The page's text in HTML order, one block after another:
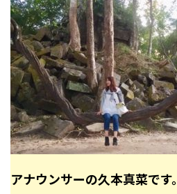
アナウンサーの久本真菜です。